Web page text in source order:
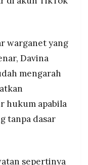
warganet yang
Davina
mengarah
hukum apabila
tanpa dasar
sepertinya